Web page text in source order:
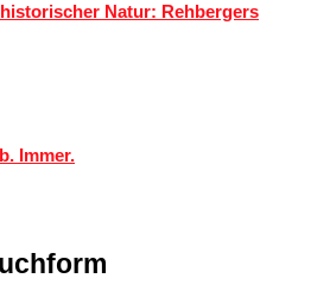
Natur: Rehbergers
Immer.